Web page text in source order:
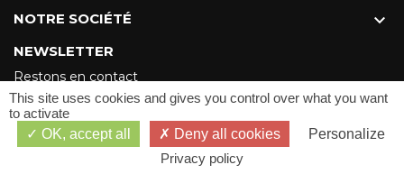
NOTRE SOCIÉTÉ 
NEWSLETTER
Restons en contact
This site uses cookies and gives you control over what you want
to activate
OK, accept all
Deny all cookies
Personalize
Privacy policy